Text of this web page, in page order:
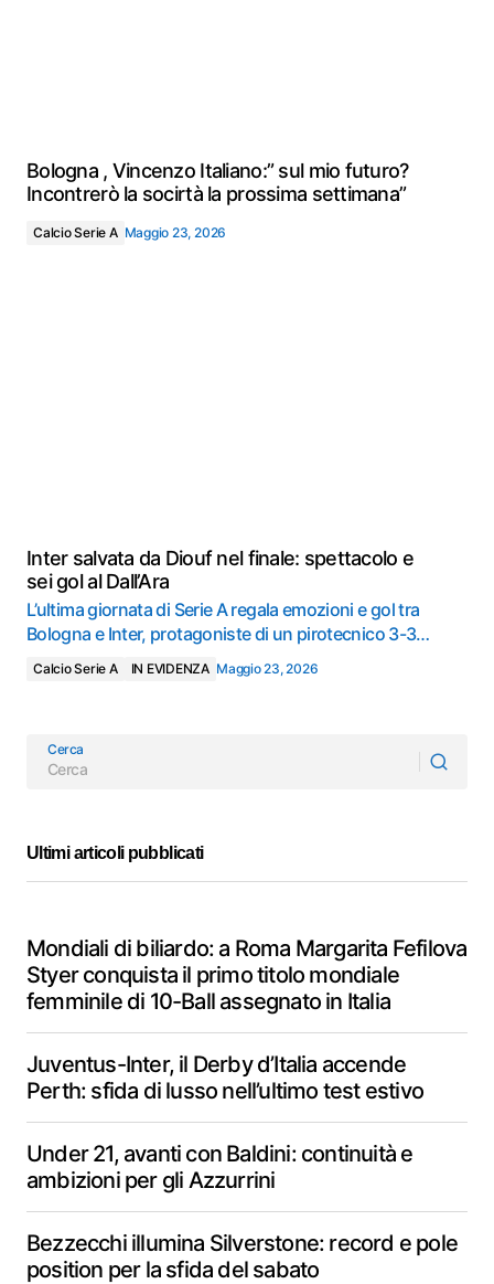
Bologna , Vincenzo Italiano:” sul mio futuro?
Incontrerò la socirtà la prossima settimana”
Calcio Serie A Maggio 23, 2026
Inter salvata da Diouf nel finale: spettacolo e
sei gol al Dall’Ara
L’ultima giornata di Serie A regala emozioni e gol tra
Bologna e Inter, protagoniste di un pirotecnico 3-3…
Calcio Serie A IN EVIDENZA Maggio 23, 2026
Cerca
Ultimi articoli pubblicati
Mondiali di biliardo: a Roma Margarita Fefilova
Styer conquista il primo titolo mondiale
femminile di 10-Ball assegnato in Italia
Juventus-Inter, il Derby d’Italia accende
Perth: sfida di lusso nell’ultimo test estivo
Under 21, avanti con Baldini: continuità e
ambizioni per gli Azzurrini
Bezzecchi illumina Silverstone: record e pole
position per la sfida del sabato